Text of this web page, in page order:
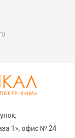
1», офис № 24